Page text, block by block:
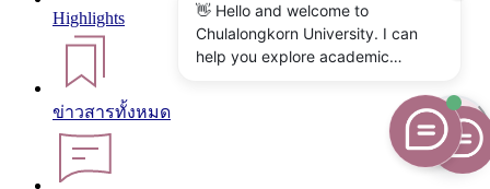
Highlights
ข่าวสารทั้งหมด
👋 Hello and welcome to
Chulalongkorn University. I can
help you explore academic